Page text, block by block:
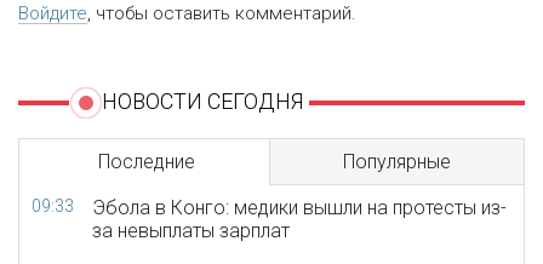
Войдите, чтобы оставить комментарий.
НОВОСТИ СЕГОДНЯ
Последние Популярные
09:33
Эбола в Конго: медики вышли на протесты из-
за невыплаты зарплат